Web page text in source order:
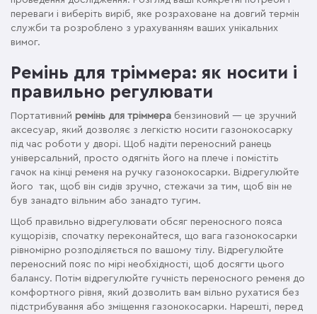
переваги і виберіть виріб, яке розраховане на довгий термін
служби та розроблено з урахуванням ваших унікальних
вимог.
Ремінь для тріммера: як носити і
правильно регулювати
Портативний ремінь для тріммера бензиновий — це зручний
аксесуар, який дозволяє з легкістю носити газонокосарку
під час роботи у дворі. Щоб надіти переносний ранець
універсальний, просто одягніть його на плече і помістіть
гачок на кінці ременя на ручку газонокосарки. Відрегулюйте
його так, щоб він сидів зручно, стежачи за тим, щоб він не
був занадто вільним або занадто тугим.
Щоб правильно відрегулювати обсяг переносного пояса
кущорізів, спочатку переконайтеся, що вага газонокосарки
рівномірно розподіляється по вашому тілу. Відрегулюйте
переносний пояс по мірі необхідності, щоб досягти цього
балансу. Потім відрегулюйте гучність переносного ременя до
комфортного рівня, який дозволить вам вільно рухатися без
підстрибування або зміщення газонокосарки. Нарешті, перед